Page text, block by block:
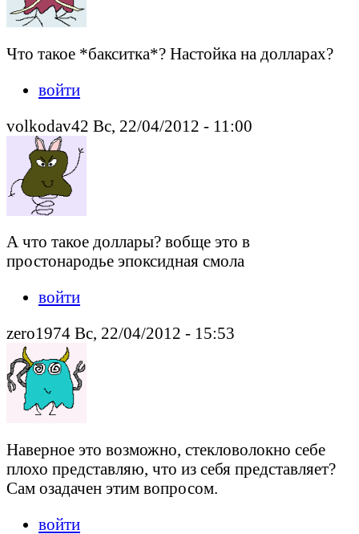
Что такое *бакситка*? Настойка на долларах?
войти
volkodav42 Вс, 22/04/2012 - 11:00
А что такое доллары? вобще это в
простонародье эпоксидная смола
войти
zero1974 Вс, 22/04/2012 - 15:53
Наверное это возможно, стекловолокно себе
плохо представляю, что из себя представляет?
Сам озадачен этим вопросом.
войти